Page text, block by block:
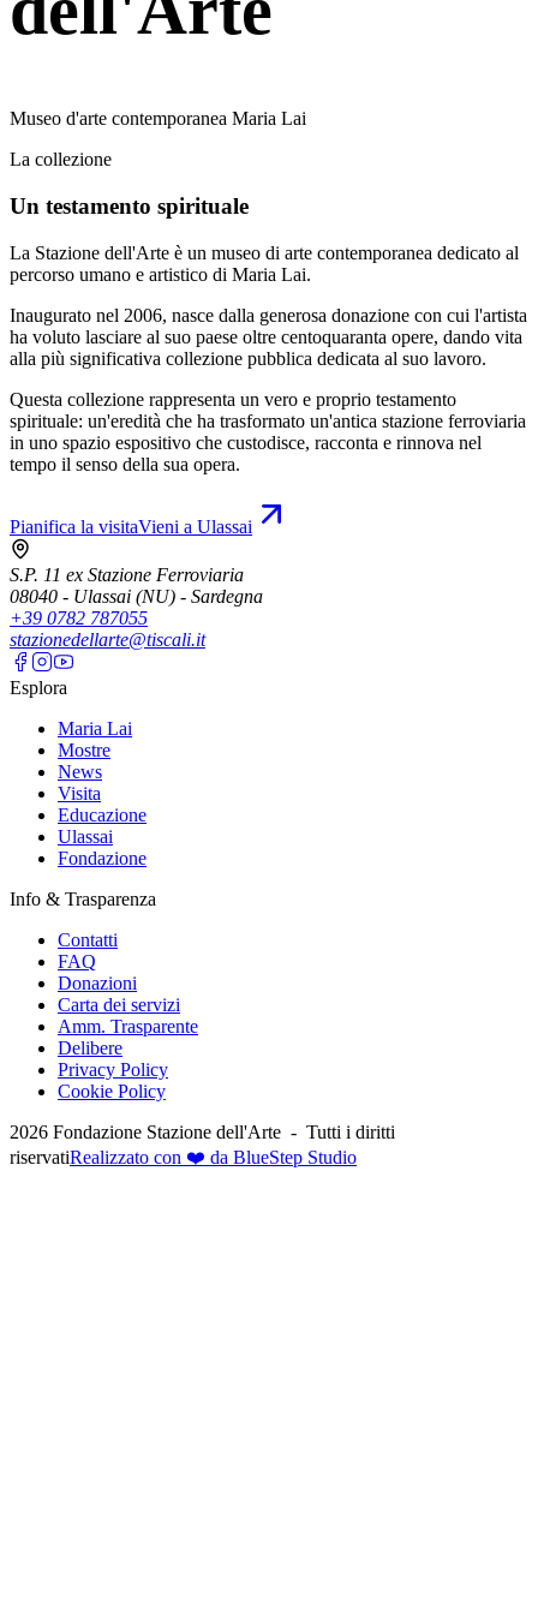
Museo d'arte contemporanea Maria Lai
La collezione
Un testamento spirituale
La Stazione dell'Arte è un museo di arte contemporanea dedicato al
percorso umano e artistico di Maria Lai.
Inaugurato nel 2006, nasce dalla generosa donazione con cui l'artista
ha voluto lasciare al suo paese oltre centoquaranta opere, dando vita
alla più significativa collezione pubblica dedicata al suo lavoro.
Questa collezione rappresenta un vero e proprio testamento
spirituale: un'eredità che ha trasformato un'antica stazione ferroviaria
in uno spazio espositivo che custodisce, racconta e rinnova nel
tempo il senso della sua opera.
Pianifica la visitaVieni a Ulassai
S.P. 11 ex Stazione Ferroviaria
08040 - Ulassai (NU) - Sardegna
+39 0782 787055
stazionedellarte@tiscali.it
Esplora
Maria Lai
Mostre
News
Visita
Educazione
Ulassai
Fondazione
Info & Trasparenza
Contatti
FAQ
Donazioni
Carta dei servizi
Amm. Trasparente
Delibere
Privacy Policy
Cookie Policy
2026 Fondazione Stazione dell'Arte - Tutti i diritti
riservatiRealizzato con ❤️ da BlueStep Studio